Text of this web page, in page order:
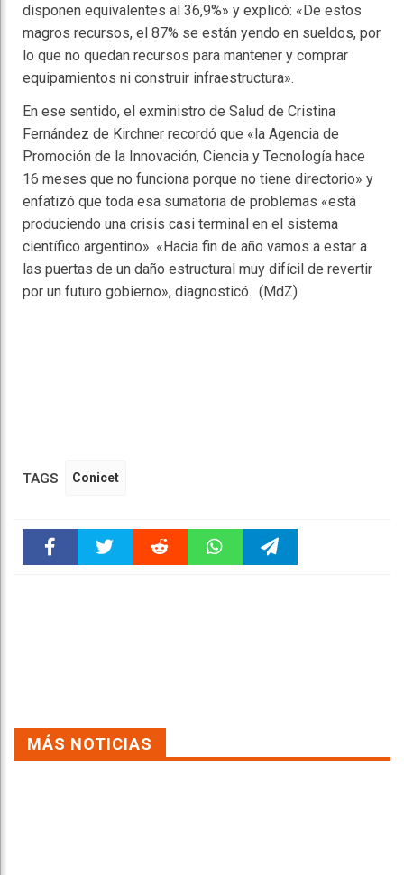
disponen equivalentes al 36,9%» y explicó: «De estos
magros recursos, el 87% se están yendo en sueldos, por
lo que no quedan recursos para mantener y comprar
equipamientos ni construir infraestructura».
En ese sentido, el exministro de Salud de Cristina
Fernández de Kirchner recordó que «la Agencia de
Promoción de la Innovación, Ciencia y Tecnología hace
16 meses que no funciona porque no tiene directorio» y
enfatizó que toda esa sumatoria de problemas «está
produciendo una crisis casi terminal en el sistema
científico argentino». «Hacia fin de año vamos a estar a
las puertas de un daño estructural muy difícil de revertir
por un futuro gobierno», diagnosticó. (MdZ)
TAGS Conicet
MÁS NOTICIAS